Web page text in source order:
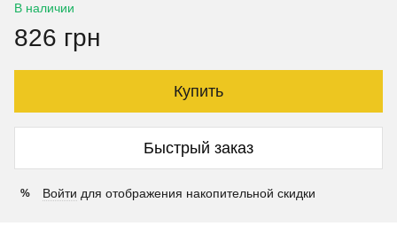
В наличии
826 грн
Купить
Быстрый заказ
% Войти для отображения накопительной скидки